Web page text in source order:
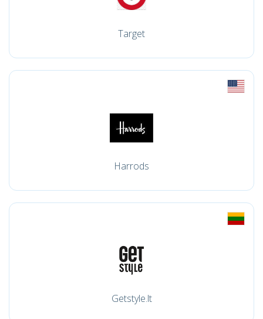
Target
Harrods
Getstyle.lt